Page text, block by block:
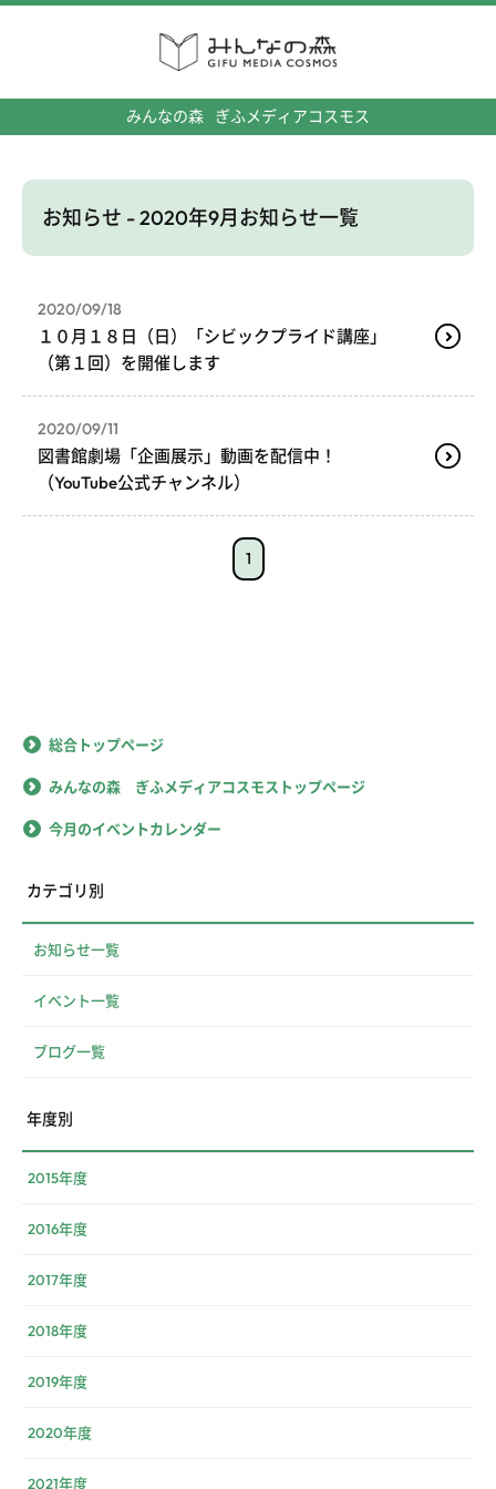
みんなの森 ぎふメディアコスモス
お知らせ - 2020年9月お知らせ一覧
2020/09/18
１０月１８日（日）「シビックプライド講座」
（第１回）を開催します
2020/09/11
図書館劇場「企画展示」動画を配信中！
（YouTube公式チャンネル）
1
総合トップページ
みんなの森 ぎふメディアコスモストップページ
今月のイベントカレンダー
カテゴリ別
お知らせ一覧
イベント一覧
ブログ一覧
年度別
2015年度
2016年度
2017年度
2018年度
2019年度
2020年度
2021年度